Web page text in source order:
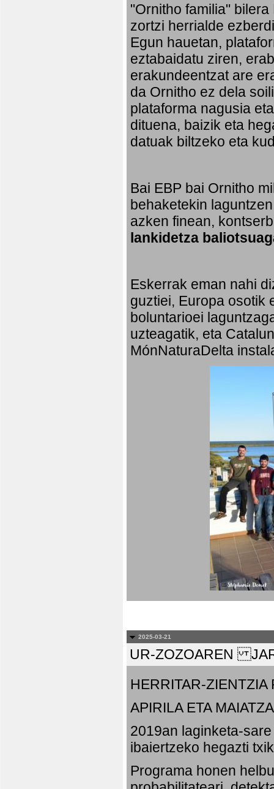
"Ornitho familia"
zortzi herrialde
Egun hauetan,
eztabaidatu ziren,
erakundeentzat are
da Ornitho ez dela
plataforma nagusia
dituena, baizik eta
datuak biltzeko eta
Bai EBP bai Ornitho
behaketekin
azken finean,
lankidetza
Eskerrak eman nahi
guztiei, Europa osotik
boluntarioei
uzteagatik, eta
MónNaturaDelta
2025-03-21
UR-ZOZOAREN
HERRITAR-ZIENTZIA
APIRILA ETA
2019an laginketa-
ibaiertzeko hegazti
Programa honen